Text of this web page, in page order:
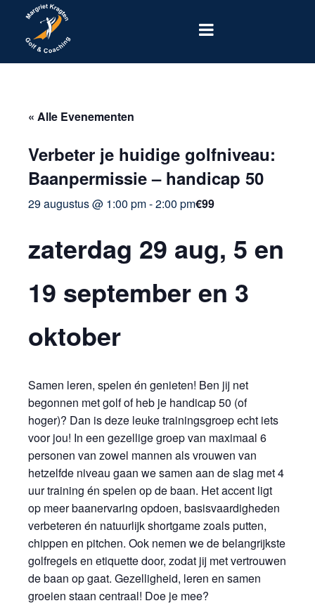
« Alle Evenementen
Verbeter je huidige golfniveau:
Baanpermissie – handicap 50
29 augustus @ 1:00 pm-2:00 pm€99
zaterdag 29 aug, 5 en
19 september en 3
oktober
Samen leren, spelen én genieten! Ben jij net
begonnen met golf of heb je handicap 50 (of
hoger)? Dan is deze leuke trainingsgroep echt iets
voor jou! In een gezellige groep van maximaal 6
personen van zowel mannen als vrouwen van
hetzelfde niveau gaan we samen aan de slag met 4
uur training én spelen op de baan. Het accent ligt
op meer baanervaring opdoen, basisvaardigheden
verbeteren én natuurlijk shortgame zoals putten,
chippen en pitchen. Ook nemen we de belangrijkste
golfregels en etiquette door, zodat jij met vertrouwen
de baan op gaat. Gezelligheid, leren en samen
groeien staan centraal! Doe je mee?